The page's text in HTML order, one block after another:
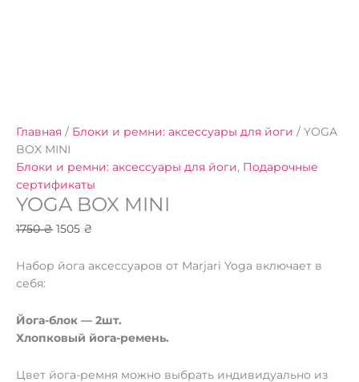
Главная / Блоки и ремни: аксессуары для йоги / YOGA
BOX MINI
Блоки и ремни: аксессуары для йоги, Подарочные
сертификаты
YOGA BOX MINI
1750₴ 1505 ₴
Набор йога аксессуаров от Marjari Yoga включает в
себя:
Йога-блок — 2шт.
Хлопковый йога-ремень.
Цвет йога-ремня можно выбрать индивидуально из